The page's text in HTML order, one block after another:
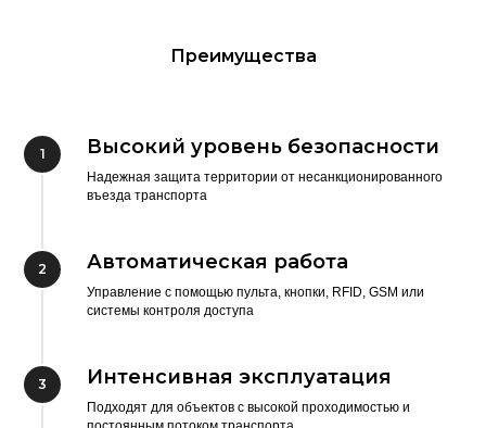
Преимущества
Высокий уровень безопасности
Надежная защита территории от несанкционированного
въезда транспорта
Автоматическая работа
Управление с помощью пульта, кнопки, RFID, GSM или
системы контроля доступа
Интенсивная эксплуатация
Подходят для объектов с высокой проходимостью и